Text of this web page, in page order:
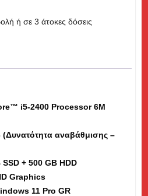
ή σε 3 άτοκες δόσεις
i5-2400 Processor 6M
(Δυνατότητα αναβάθμισης –
+ 500 GB HDD
Graphics
11 Pro GR